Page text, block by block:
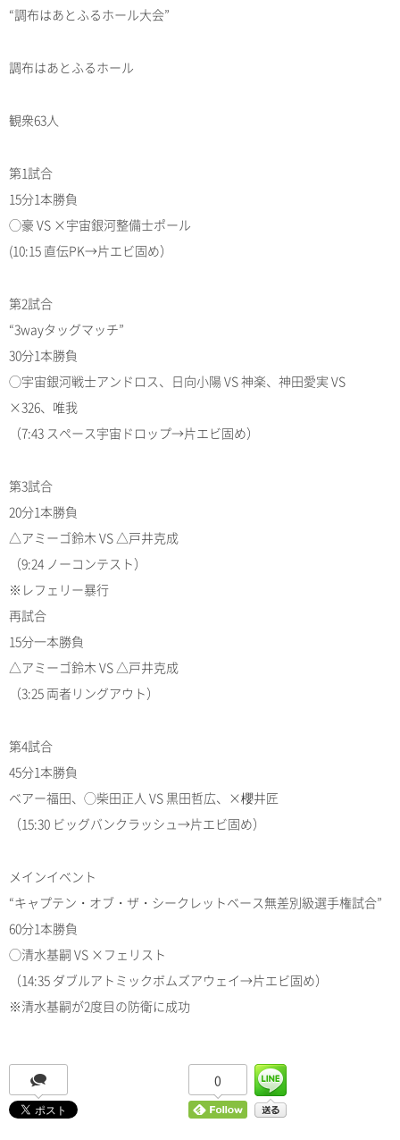
“調布はあとふるホール大会”
調布はあとふるホール
観衆63人
第1試合
15分1本勝負
◯豪 VS ×宇宙銀河整備士ポール
(10:15 直伝PK→片エビ固め）
第2試合
“3wayタッグマッチ”
30分1本勝負
◯宇宙銀河戦士アンドロス、日向小陽 VS 神楽、神田愛実 VS
×326、唯我
（7:43 スペース宇宙ドロップ→片エビ固め）
第3試合
20分1本勝負
△アミーゴ鈴木 VS △戸井克成
（9:24 ノーコンテスト）
※レフェリー暴行
再試合
15分一本勝負
△アミーゴ鈴木 VS △戸井克成
（3:25 両者リングアウト）
第4試合
45分1本勝負
ベアー福田、◯柴田正人 VS 黒田哲広、×櫻井匠
（15:30 ビッグバンクラッシュ→片エビ固め）
メインイベント
“キャプテン・オブ・ザ・シークレットベース無差別級選手権試合”
60分1本勝負
◯清水基嗣 VS ×フェリスト
（14:35 ダブルアトミックボムズアウェイ→片エビ固め）
※清水基嗣が2度目の防衛に成功
0